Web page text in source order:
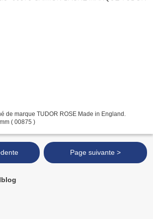
de marque TUDOR ROSE Made in England.
( 00875 )
Page suivante >